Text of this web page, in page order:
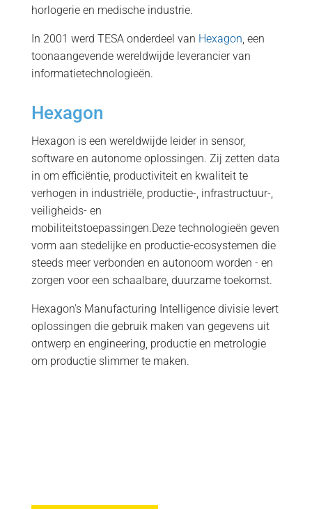
horlogerie en medische industrie.
In 2001 werd TESA onderdeel van Hexagon, een
toonaangevende wereldwijde leverancier van
informatietechnologieën.
Hexagon
Hexagon is een wereldwijde leider in sensor,
software en autonome oplossingen. Zij zetten data
in om efficiëntie, productiviteit en kwaliteit te
verhogen in industriële, productie-, infrastructuur-,
veiligheids- en
mobiliteitstoepassingen.Deze technologieën geven
vorm aan stedelijke en productie-ecosystemen die
steeds meer verbonden en autonoom worden - en
zorgen voor een schaalbare, duurzame toekomst.
Hexagon's Manufacturing Intelligence divisie levert
oplossingen die gebruik maken van gegevens uit
ontwerp en engineering, productie en metrologie
om productie slimmer te maken.